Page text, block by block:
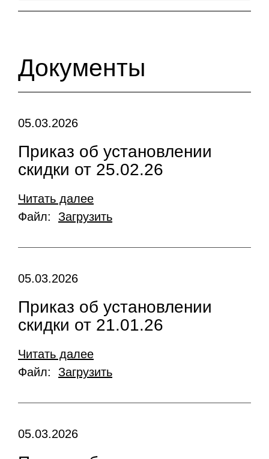
Документы
05.03.2026
Приказ об установлении
скидки от 25.02.26
Читать далее
Файл: Загрузить
05.03.2026
Приказ об установлении
скидки от 21.01.26
Читать далее
Файл: Загрузить
05.03.2026